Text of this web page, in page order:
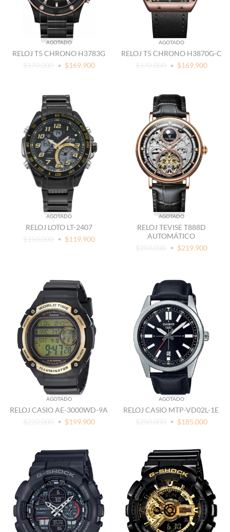
AGOTADO
RELOJ T5 CHRONO H3783G
$170.000
$169.900
AGOTADO
RELOJ T5 CHRONO H3870G-C
$170.000
$169.900
AGOTADO
RELOJ LOTO LT-2407
$150.000
$119.900
AGOTADO
RELOJ TEVISE T888D
AUTOMÁTICO
$250.000
$219.900
AGOTADO
RELOJ CASIO AE-3000WD-9A
$220.000
$199.900
AGOTADO
RELOJ CASIO MTP-VD02L-1E
$250.000
$185.000